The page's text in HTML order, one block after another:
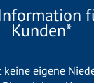
Kunden*
eigene